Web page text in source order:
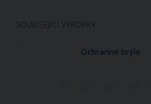
SOUVISEJÍCÍ VÝROBKY
Ochranné brýle